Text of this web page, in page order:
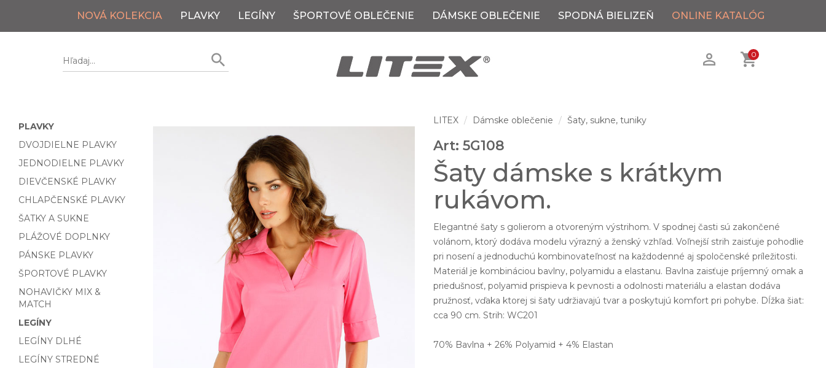
NOVÁ KOLEKCIA PLAVKY LEGÍNY ŠPORTOVÉ OBLEČENIE DÁMSKE OBLEČENIE SPODNÁ BIELIZEŇ ONLINE KATALÓG
0
PLAVKY
DVOJDIELNE PLAVKY
JEDNODIELNE PLAVKY
DIEVČENSKÉ PLAVKY
CHLAPČENSKÉ PLAVKY
ŠATKY A SUKNE
PLÁŽOVÉ DOPLNKY
PÁNSKE PLAVKY
ŠPORTOVÉ PLAVKY
NOHAVIČKY MIX &
MATCH
LEGÍNY
LEGÍNY DLHÉ
LEGÍNY STREDNÉ
LITEX Dámske oblečenie Šaty, sukne, tuniky
Art: 5G108
Šaty dámske s krátkym
rukávom.
Elegantné šaty s golierom a otvoreným výstrihom. V spodnej časti sú zakončené
volánom, ktorý dodáva modelu výrazný a ženský vzhľad. Voľnejší strih zaisťuje pohodlie
pri nosení a jednoduchú kombinovateľnosť na každodenné aj spoločenské príležitosti.
Materiál je kombináciou bavlny, polyamidu a elastanu. Bavlna zaisťuje príjemný omak a
priedušnosť, polyamid prispieva k pevnosti a odolnosti materiálu a elastan dodáva
pružnosť, vďaka ktorej si šaty udržiavajú tvar a poskytujú komfort pri pohybe. Dĺžka šiat:
cca 90 cm. Strih: WC201
70% Bavlna + 26% Polyamid + 4% Elastan